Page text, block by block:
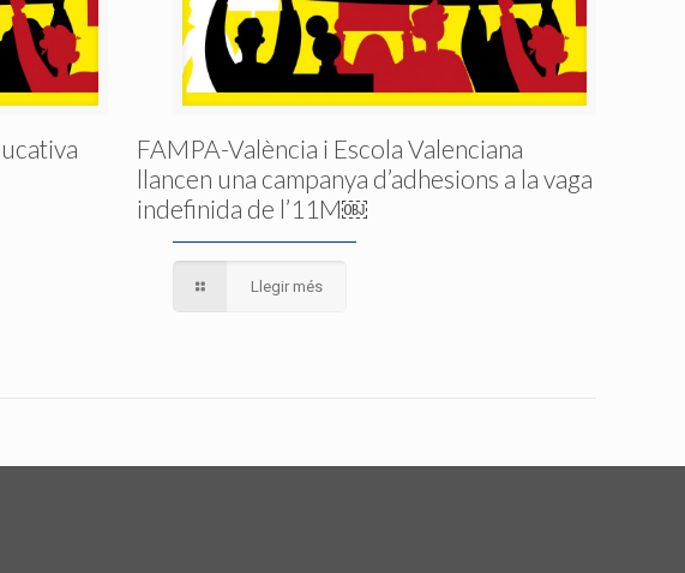
FAMPA-València i Escola Valenciana
llancen una campanya d’adhesions a la vaga
indefinida de l’11M￼
Llegir més